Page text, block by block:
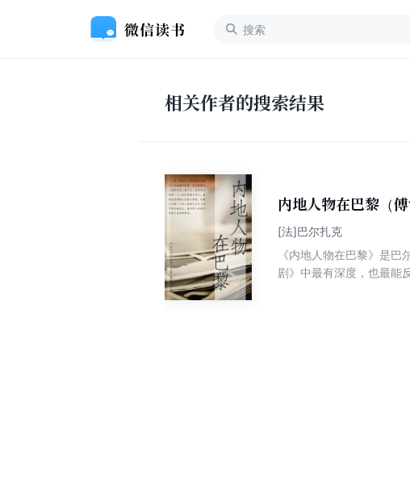
相关作者的搜索结果
内地人物在巴黎（傅
[法]巴尔扎克
《内地人物在巴黎》是
剧》中最有深度，也最能